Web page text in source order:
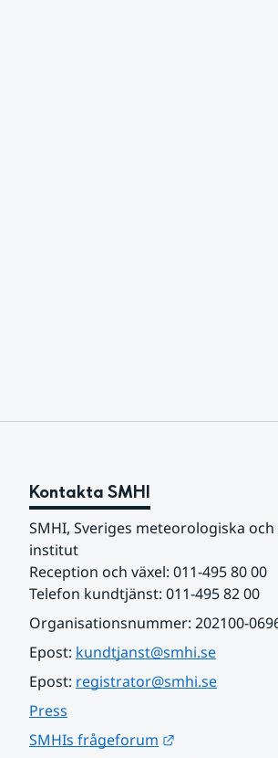
Kontakta SMHI
SMHI, Sveriges meteorologiska
institut
Reception och växel: 011-495 80 00
Telefon kundtjänst: 011-495 82 00
Organisationsnummer: 202100-
Epost: kundtjanst@smhi.se
Epost: registrator@smhi.se
Press
SMHIs frågeforum